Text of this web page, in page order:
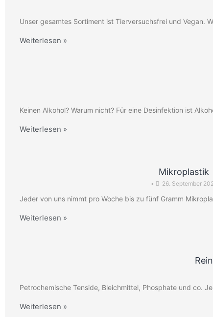
Unser gesamtes Sortiment ist Tierversuchsfrei und Vegan.
Weiterlesen »
Keinen Alkohol? Warum nicht? Für eine Desinfektion ist
Weiterlesen »
Mikroplastik
• 26. September
Jeder von uns nimmt pro Woche bis zu fünf Gramm
Weiterlesen »
Petrochemische Tenside, Bleichmittel, Phosphate und co.
Weiterlesen »